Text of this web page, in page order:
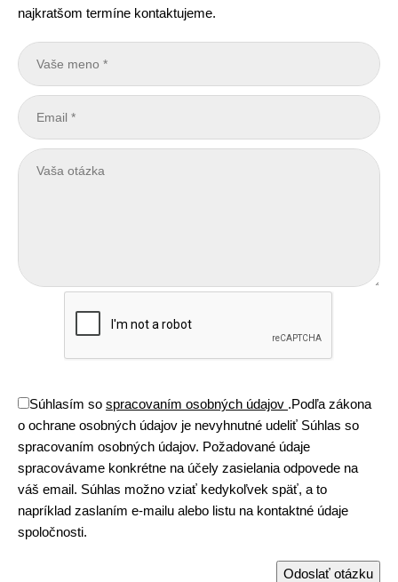
najkratšom termíne kontaktujeme.
Súhlasím so spracovaním osobných údajov .Podľa zákona
o ochrane osobných údajov je nevyhnutné udeliť Súhlas so
spracovaním osobných údajov. Požadované údaje
spracovávame konkrétne na účely zasielania odpovede na
váš email. Súhlas možno vziať kedykoľvek späť, a to
napríklad zaslaním e-mailu alebo listu na kontaktné údaje
spoločnosti.
Odoslať otázku